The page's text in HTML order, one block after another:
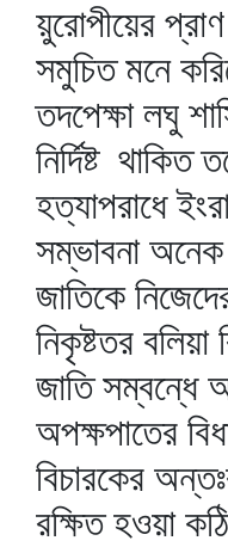
য়ুরোপীয়ের
সমুচিত মনে
তদপেক্ষা লঘু
নির্দিষ্ট থাকিত
হত্যাপরাধে
সম্ভাবনা
জাতিকে
নিকৃষ্টতর বলিয়া
জাতি সম্বন্ধে
অপক্ষপাতের
বিচারকের
রক্ষিত হওয়া